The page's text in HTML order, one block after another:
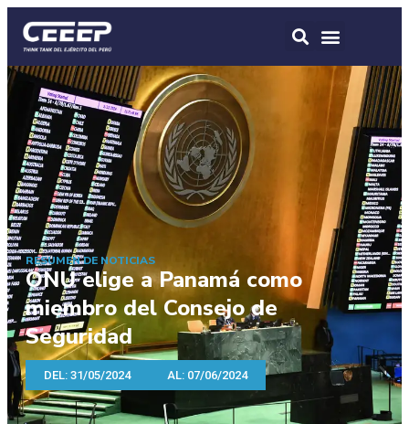
RESUMEN DE NOTICIAS
ONU elige a Panamá como
miembro del Consejo de
Seguridad
DEL: 31/05/2024 AL: 07/06/2024